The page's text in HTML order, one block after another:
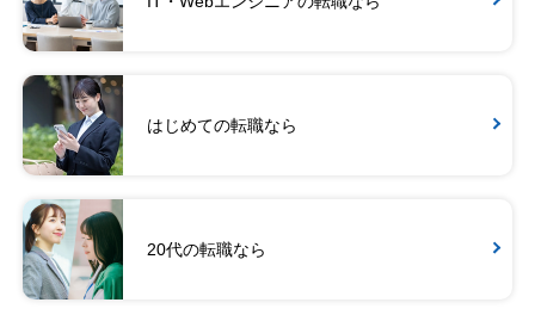
はじめての転職なら
20代の転職なら